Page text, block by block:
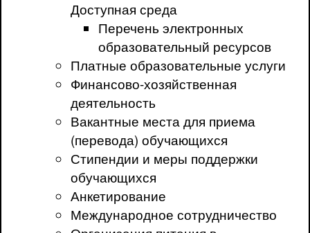
Доступная среда
Перечень электронных
образовательный ресурсов
Платные образовательные услуги
Финансово-хозяйственная
деятельность
Вакантные места для приема
(перевода) обучающихся
Стипендии и меры поддержки
обучающихся
Анкетирование
Международное сотрудничество